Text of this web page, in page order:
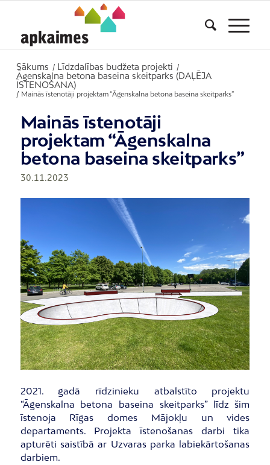
Sākums / Līdzdalības budžeta projekti /
Āgenskalna betona baseina skeitparks (DAĻĒJA
ĪSTENOŠANA)
/ Mainās īstenotāji projektam “Āgenskalna betona baseina skeitparks”
Mainās īstenotāji
projektam “Āgenskalna
betona baseina skeitparks”
30.11.2023
2021. gadā rīdzinieku atbalstīto projektu
“Āgenskalna betona baseina skeitparks” līdz šim
īstenoja Rīgas domes Mājokļu un vides
departaments. Projekta īstenošanas darbi tika
apturēti saistībā ar Uzvaras parka labiekārtošanas
darbiem.